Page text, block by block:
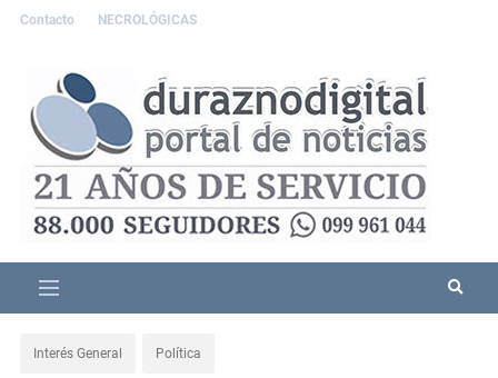
Contacto NECROLÓGICAS
Interés General Política